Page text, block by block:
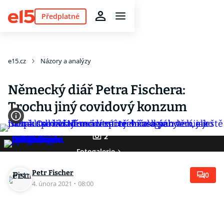
Předplatné
e15.cz Názory a analýzy
Německý diář Petra Fischera:
Trochu jiný covidový konzum
2
Fotogalerie
Petr Fischer
4. února 2021 · 08:00
0